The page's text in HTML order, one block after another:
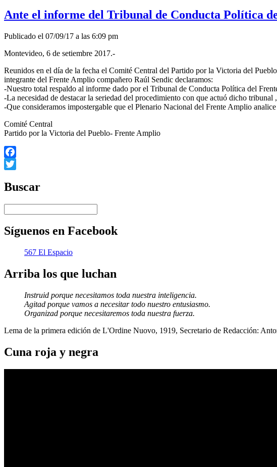
Ante el informe del Tribunal de Conducta Política
Publicado el 07/09/17 a las 6:09 pm
Montevideo, 6 de setiembre 2017.-
Reunidos en el día de la fecha el Comité Central del Partido por la Victoria del
integrante del Frente Amplio compañero Raúl Sendic declaramos:
-Nuestro total respaldo al informe dado por el Tribunal de Conducta Política del
-La necesidad de destacar la seriedad del procedimiento con que actuó dicho
-Que consideramos impostergable que el Plenario Nacional del Frente Amplio
Comité Central
Partido por la Victoria del Pueblo- Frente Amplio
Facebook
Buscar
Síguenos en Facebook
567 El Espacio
Arriba los que luchan
Instruid porque necesitamos toda nuestra inteligencia.
Agitad porque vamos a necesitar todo nuestro entusiasmo.
Organizad porque necesitaremos toda nuestra fuerza.
Lema de la primera edición de L'Ordine Nuovo, 1919, Secretario de Redacción:
Cuna roja y negra